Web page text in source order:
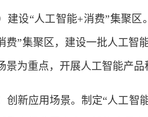
设“人工智能+消费”集聚区
费”集聚区，建设一批人工
景为重点，开展人工智能产
应用场景。制定“人工智能